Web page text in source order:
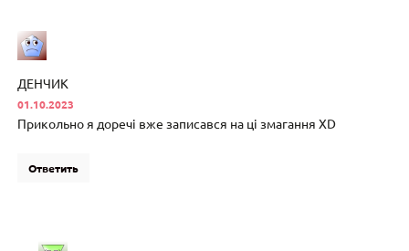
ДЕНЧИК
01.10.2023
Прикольно я доречі вже записався на ці змагання XD
Ответить